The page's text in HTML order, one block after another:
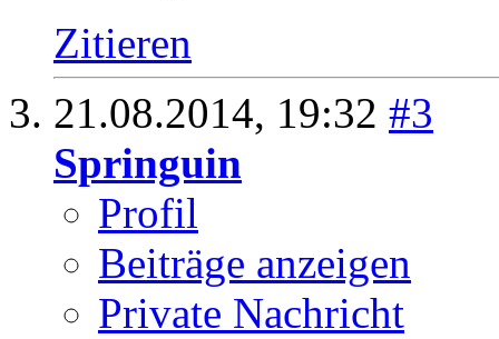
Zitieren
21.08.2014, 19:32 #3
Springuin
Profil
Beiträge anzeigen
Private Nachricht